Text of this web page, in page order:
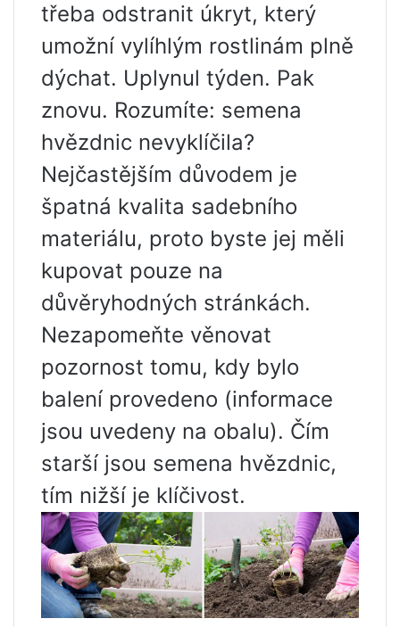
třeba odstranit úkryt, který
umožní vylíhlým rostlinám plně
dýchat. Uplynul týden. Pak
znovu. Rozumíte: semena
hvězdnic nevyklíčila?
Nejčastějším důvodem je
špatná kvalita sadebního
materiálu, proto byste jej měli
kupovat pouze na
důvěryhodných stránkách.
Nezapomeňte věnovat
pozornost tomu, kdy bylo
balení provedeno (informace
jsou uvedeny na obalu). Čím
starší jsou semena hvězdnic,
tím nižší je klíčivost.